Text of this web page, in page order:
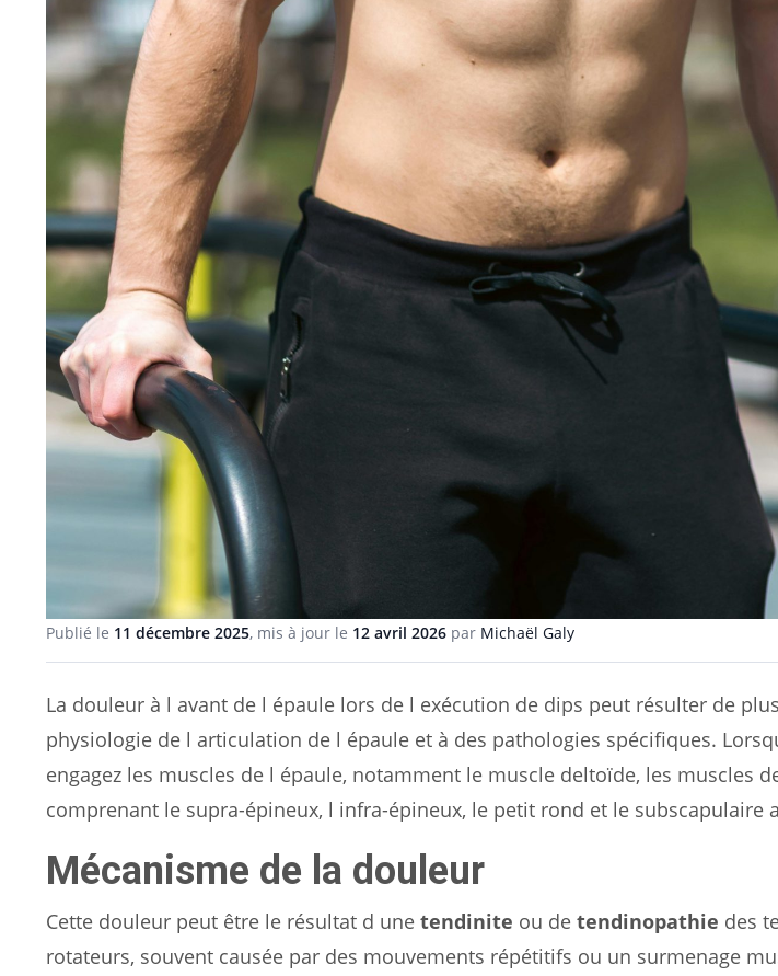
Publié le 11 décembre 2025, mis à jour le 12 avril 2026 par Michaël Galy
La douleur à l avant de l épaule lors de l exécution de dips peut résulter de
physiologie de l articulation de l épaule et à des pathologies spécifiques.
engagez les muscles de l épaule, notamment le muscle deltoïde, les muscles
comprenant le supra-épineux, l infra-épineux, le petit rond et le subscapulaire
Mécanisme de la douleur
Cette douleur peut être le résultat d une tendinite ou de tendinopathie des
rotateurs, souvent causée par des mouvements répétitifs ou un surmenage